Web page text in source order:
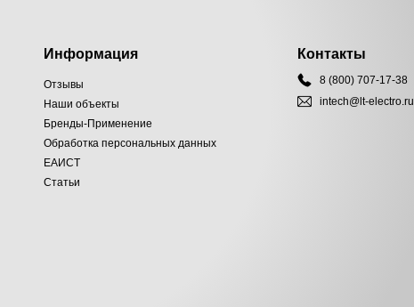
Информация
Отзывы
Наши объекты
Бренды-Применение
Обработка персональных данных
ЕАИСТ
Статьи
Контакты
8 (800) 707-17-38
intech@lt-electro.ru